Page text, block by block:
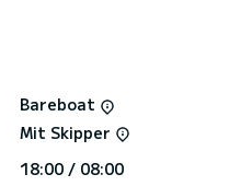
Bareboat
Mit Skipper
18:00 / 08:00